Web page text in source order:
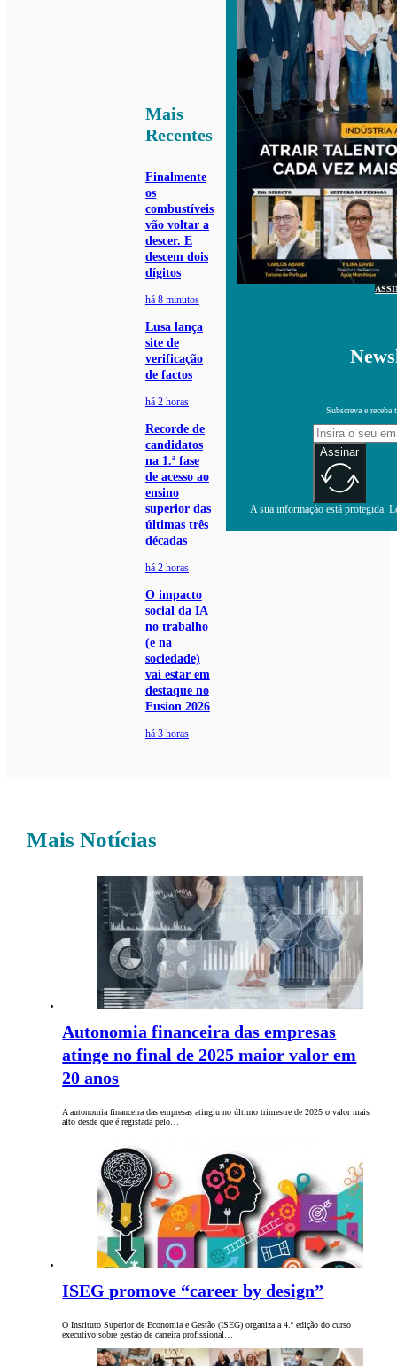
Mais
Recentes
Finalmente
os
combustíveis
vão voltar a
descer. E
descem dois
dígitos
há 8 minutos
Lusa lança
site de
verificação
de factos
há 2 horas
Recorde de
candidatos
na 1.ª fase
de acesso ao
ensino
superior das
últimas três
décadas
há 2 horas
O impacto
social da IA
no trabalho
(e na
sociedade)
vai estar em
destaque no
Fusion 2026
há 3 horas
Subscreva e receba
Assinar
A sua informação está protegida.
Mais Notícias
Autonomia financeira das empresas
atinge no final de 2025 maior valor em
20 anos
A autonomia financeira das empresas atingiu no último trimestre de 2025 o valor mais
alto desde que é registada pelo…
ISEG promove “career by design”
O Instituto Superior de Economia e Gestão (ISEG) organiza a 4.ª edição do curso
executivo sobre gestão de carreira profissional…